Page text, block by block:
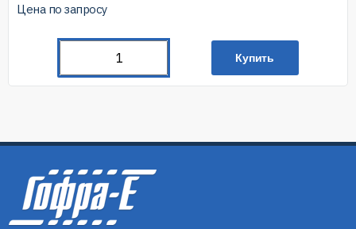
Цена по запросу
Купить